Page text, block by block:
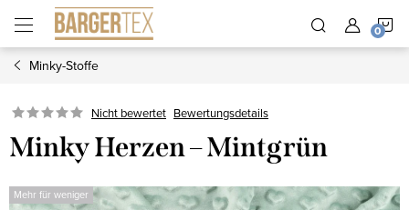
Inhalt
springen
Minky-Stoffe
Nicht bewertet Bewertungsdetails
Minky Herzen – Mintgrün
Mehr für weniger